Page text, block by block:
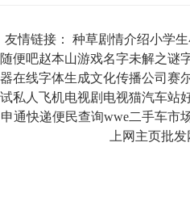
友情链接： 种草剧情介绍小学生
随便吧赵本山游戏名字未解之谜
器在线字体生成文化传播公司 赛
试私人飞机电视剧 电视猫汽车站
申通快递便民查询wwe二手车市
上网主页批发